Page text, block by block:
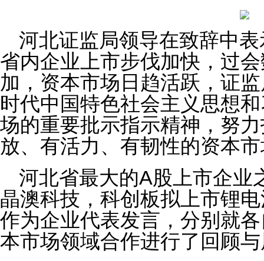
河北证监局领导在致辞中
省内企业上市步伐加快，过
加，资本市场日趋活跃，证
时代中国特色社会主义思想
场的重要批示指示精神，努
放、有活力、有韧性的资本
河北省最大的A股上市企业
晶澳科技，科创板拟上市锂
作为企业代表发言，分别就
本市场领域合作进行了回顾